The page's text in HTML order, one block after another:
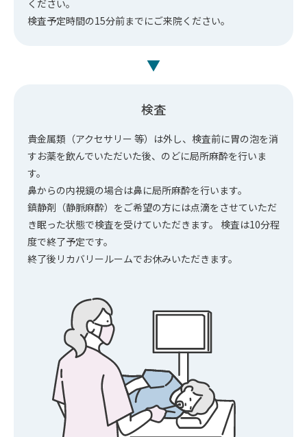
ください。
検査予定時間の15分前までにご来院ください。
▼
検査
貴金属類（アクセサリー 等）は外し、検査前に胃の泡を消
すお薬を飲んでいただいた後、のどに局所麻酔を行いま
す。
鼻からの内視鏡の場合は鼻に局所麻酔を行います。
鎮静剤（静脈麻酔）をご希望の方には点滴をさせていただ
き眠った状態で検査を受けていただきます。 検査は10分程
度で終了予定です。
終了後リカバリールームでお休みいただきます。